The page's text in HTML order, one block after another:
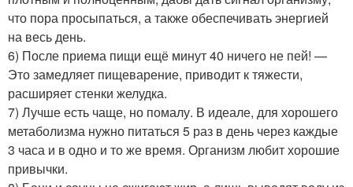
что пора просыпаться, а также обеспечивать энергией
на весь день.
6) После приема пищи ещё минут 40 ничего не пей! —
Это замедляет пищеварение, приводит к тяжести,
расширяет стенки желудка.
7) Лучше есть чаще, но помалу. В идеале, для хорошего
метаболизма нужно питаться 5 раз в день через каждые
3 часа и в одно и то же время. Организм любит хорошие
привычки.